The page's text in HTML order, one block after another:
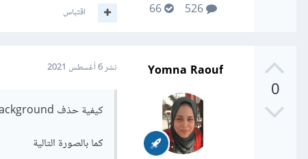
526
66 اقتباس
0
Yomna Raouf نشر6 أغسطس 2021
كيفية حذف Background الذي في التواريخ
كما بالصورة التالية